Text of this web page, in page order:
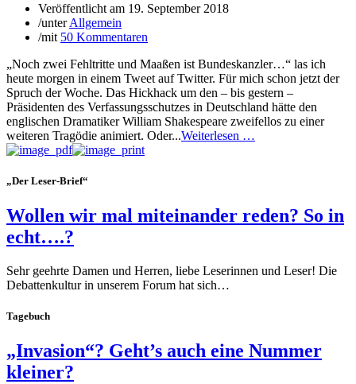
Veröffentlicht am 19. September 2018
/unterAllgemein
/mit 50 Kommentaren
„Noch zwei Fehltritte und Maaßen ist Bundeskanzler…“ las ich
heute morgen in einem Tweet auf Twitter. Für mich schon jetzt der
Spruch der Woche. Das Hickhack um den – bis gestern –
Präsidenten des Verfassungsschutzes in Deutschland hätte den
englischen Dramatiker William Shakespeare zweifellos zu einer
weiteren Tragödie animiert. Oder...Weiterlesen …
„Der Leser-Brief“
Wollen wir mal miteinander reden? So in
echt….?
Sehr geehrte Damen und Herren, liebe Leserinnen und Leser! Die
Debattenkultur in unserem Forum hat sich…
Tagebuch
„Invasion“? Geht’s auch eine Nummer
kleiner?